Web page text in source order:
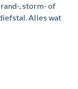
, storm- of
Alles wat